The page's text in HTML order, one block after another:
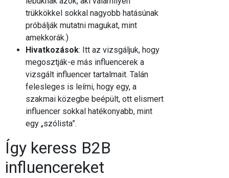
trükkökkel sokkal nagyobb hatásúnak
próbálják mutatni magukat, mint
amekkorák.)
Hivatkozások: Itt az vizsgáljuk, hogy
megosztják-e más influencerek a
vizsgált influencer tartalmait. Talán
felesleges is leírni, hogy egy, a
szakmai közegbe beépült, ott elismert
influencer sokkal hatékonyabb, mint
egy „szólista”.
Így keress B2B
influencereket